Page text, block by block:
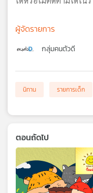
ผู้จัดรายการ
กลุ่มคนตัวดี
นิทาน รายการเด็ก
ตอนถัดไป